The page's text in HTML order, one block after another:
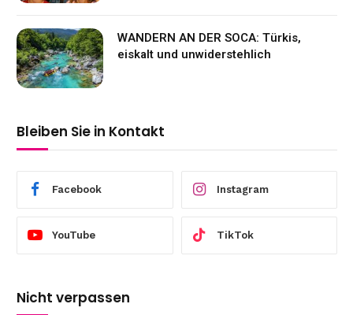
WANDERN AN DER SOCA: Türkis,
eiskalt und unwiderstehlich
Bleiben Sie in Kontakt
Facebook Instagram
YouTube TikTok
Nicht verpassen